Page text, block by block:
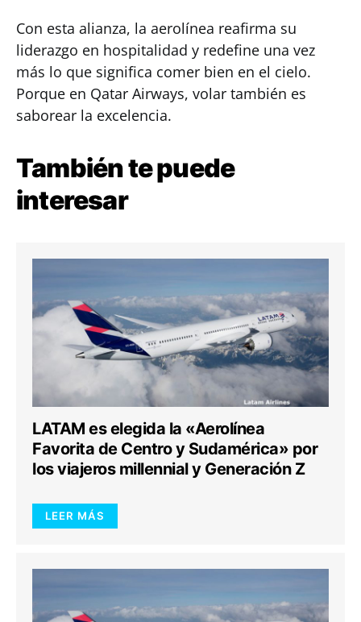
Con esta alianza, la aerolínea reafirma su
liderazgo en hospitalidad y redefine una vez
más lo que significa comer bien en el cielo.
Porque en Qatar Airways, volar también es
saborear la excelencia.
También te puede
interesar
LATAM es elegida la «Aerolínea
Favorita de Centro y Sudamérica» por
los viajeros millennial y Generación Z
LEER MÁS